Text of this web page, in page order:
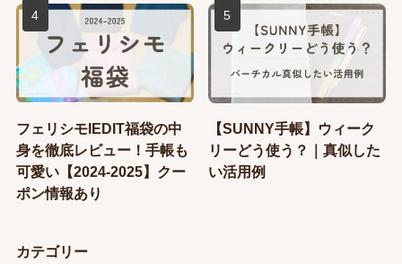
フェリシモIEDIT福袋の中
身を徹底レビュー！手帳も
可愛い【2024-2025】クー
ポン情報あり
【SUNNY手帳】ウィーク
リーどう使う？｜真似した
い活用例
カテゴリー